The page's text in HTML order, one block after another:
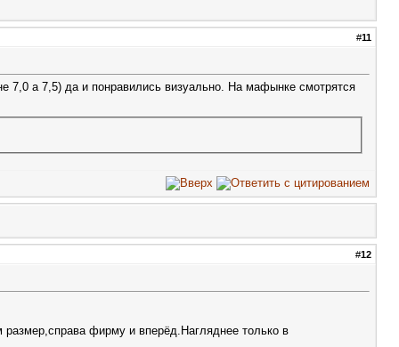
#11
7,0 а 7,5) да и понравились визуально. На мафынке смотрятся
#12
фирму и вперёд.Нагляднее только в